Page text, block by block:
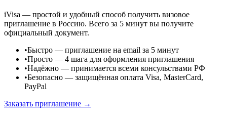
iVisa — простой и удобный способ получить визовое
приглашение в Россию. Всего за 5 минут вы получите
официальный документ.
•Быстро — приглашение на email за 5 минут
•Просто — 4 шага для оформления приглашения
•Надёжно — принимается всеми консульствами РФ
•Безопасно — защищённая оплата Visa, MasterCard,
PayPal
Заказать приглашение →